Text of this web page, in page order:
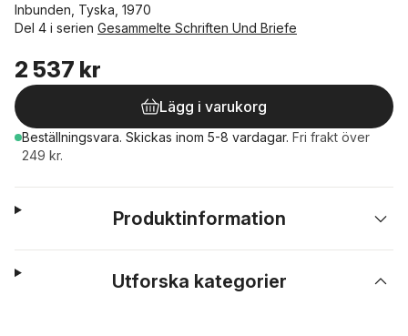
Inbunden, Tyska, 1970
Del 4 i serien Gesammelte Schriften Und Briefe
2 537 kr
Lägg i varukorg
Beställningsvara. Skickas inom 5-8 vardagar. Fri frakt över
249 kr.
Produktinformation
Utforska kategorier